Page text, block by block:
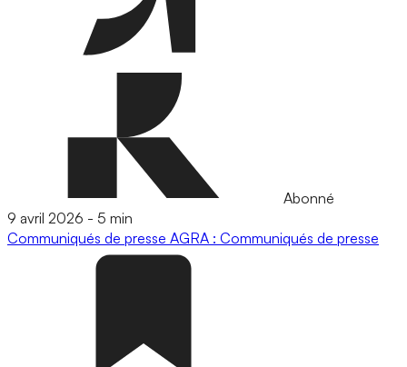
Abonné
9 avril 2026 - 5 min
Communiqués de presse AGRA : Communiqués de presse